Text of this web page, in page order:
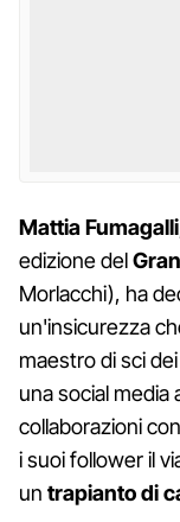
Mattia Fumagalli
edizione del
Morlacchi), ha
un'insicurezza
maestro di sci
una social media
collaborazioni
i suoi follower il
un trapianto di